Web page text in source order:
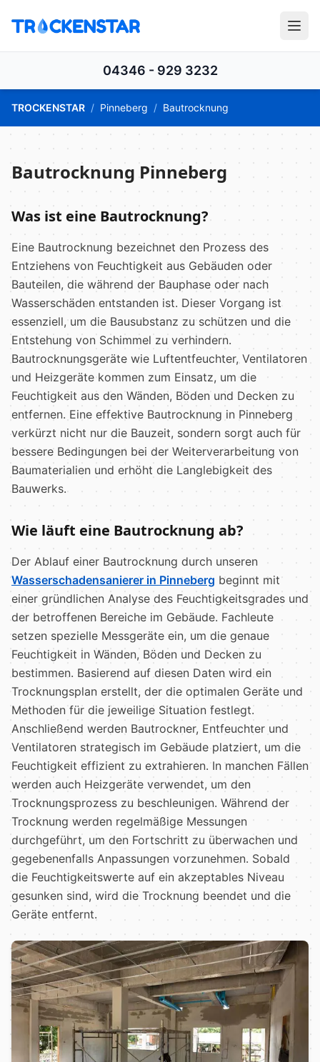
04346 - 929 3232
TROCKENSTAR / Pinneberg / Bautrocknung
Bautrocknung Pinneberg
Was ist eine Bautrocknung?
Eine Bautrocknung bezeichnet den Prozess des
Entziehens von Feuchtigkeit aus Gebäuden oder
Bauteilen, die während der Bauphase oder nach
Wasserschäden entstanden ist. Dieser Vorgang ist
essenziell, um die Bausubstanz zu schützen und die
Entstehung von Schimmel zu verhindern.
Bautrocknungsgeräte wie Luftentfeuchter, Ventilatoren
und Heizgeräte kommen zum Einsatz, um die
Feuchtigkeit aus den Wänden, Böden und Decken zu
entfernen. Eine effektive Bautrocknung in Pinneberg
verkürzt nicht nur die Bauzeit, sondern sorgt auch für
bessere Bedingungen bei der Weiterverarbeitung von
Baumaterialien und erhöht die Langlebigkeit des
Bauwerks.
Wie läuft eine Bautrocknung ab?
Der Ablauf einer Bautrocknung durch unseren
Wasserschadensanierer in Pinneberg beginnt mit
einer gründlichen Analyse des Feuchtigkeitsgrades und
der betroffenen Bereiche im Gebäude. Fachleute
setzen spezielle Messgeräte ein, um die genaue
Feuchtigkeit in Wänden, Böden und Decken zu
bestimmen. Basierend auf diesen Daten wird ein
Trocknungsplan erstellt, der die optimalen Geräte und
Methoden für die jeweilige Situation festlegt.
Anschließend werden Bautrockner, Entfeuchter und
Ventilatoren strategisch im Gebäude platziert, um die
Feuchtigkeit effizient zu extrahieren. In manchen Fällen
werden auch Heizgeräte verwendet, um den
Trocknungsprozess zu beschleunigen. Während der
Trocknung werden regelmäßige Messungen
durchgeführt, um den Fortschritt zu überwachen und
gegebenenfalls Anpassungen vorzunehmen. Sobald
die Feuchtigkeitswerte auf ein akzeptables Niveau
gesunken sind, wird die Trocknung beendet und die
Geräte entfernt.